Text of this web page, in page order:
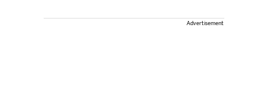
Advertisement